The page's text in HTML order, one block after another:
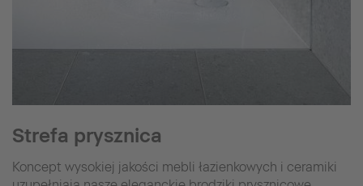
Strefa prysznica
Koncept wysokiej jakości mebli łazienkowych i ceramiki